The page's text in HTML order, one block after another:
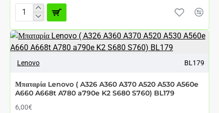
Μπαταρία
star
LENOVO
A1000
A2010
(για
bl253)
Lenovo BL179
Μπαταρία Lenovo ( A326 A360 A370 A520 A530 A560e
A660 A668t A780 a790e K2 S680 S760) BL179
6,00€